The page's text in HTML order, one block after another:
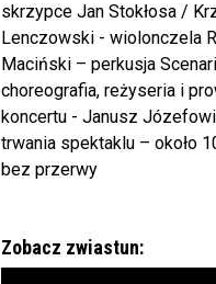
skrzypce Jan Stokłosa /
Lenczowski - wiolonczela
Maciński – perkusja
choreografia, reżyseria i
koncertu - Janusz
trwania spektaklu – około
bez przerwy
Zobacz zwiastun: